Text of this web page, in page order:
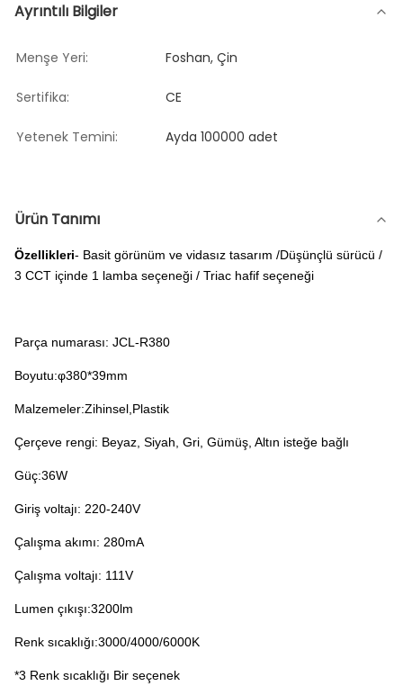
Ayrıntılı Bilgiler
Menşe Yeri: Foshan, Çin
Sertifika: CE
Yetenek Temini: Ayda 100000 adet
Ürün Tanımı
Özellikleri- Basit görünüm ve vidasız tasarım /Düşünçlü sürücü /
3 CCT içinde 1 lamba seçeneği / Triac hafif seçeneği
Parça numarası: JCL-R380
Boyutu:φ380*39mm
Malzemeler:Zihinsel,Plastik
Çerçeve rengi: Beyaz, Siyah, Gri, Gümüş, Altın isteğe bağlı
Güç:36W
Giriş voltajı: 220-240V
Çalışma akımı: 280mA
Çalışma voltajı: 111V
Lumen çıkışı:3200lm
Renk sıcaklığı:3000/4000/6000K
*3 Renk sıcaklığı Bir seçenek